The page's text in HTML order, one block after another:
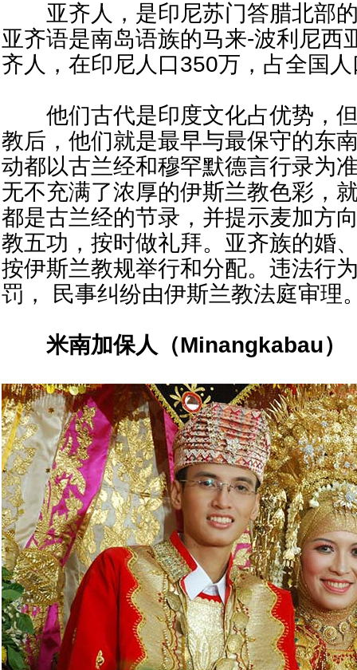
亚齐人，是印尼苏门答腊北部的
亚齐语是南岛语族的马来-波利尼西
齐人，在印尼人口350万，占全国
他们古代是印度文化占优势，但
教后，他们就是最早与最保守的东
动都以古兰经和穆罕默德言行录为
无不充满了浓厚的伊斯兰教色彩，
都是古兰经的节录，并提示麦加方
教五功，按时做礼拜。亚齐族的婚
按伊斯兰教规举行和分配。违法行
罚， 民事纠纷由伊斯兰教法庭审理
米南加保人（Minangkabau）